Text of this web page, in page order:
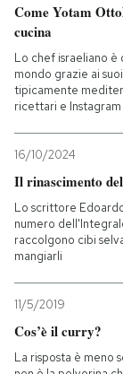
Come Yotam
cucina
Lo chef israeliano è
mondo grazie ai
tipicamente
ricettari e Instagram
16/10/2024
Il rinascimento
Lo scrittore
numero
raccolgono cibi
mangiarli
11/5/2019
Cos’è il curry?
La risposta è meno